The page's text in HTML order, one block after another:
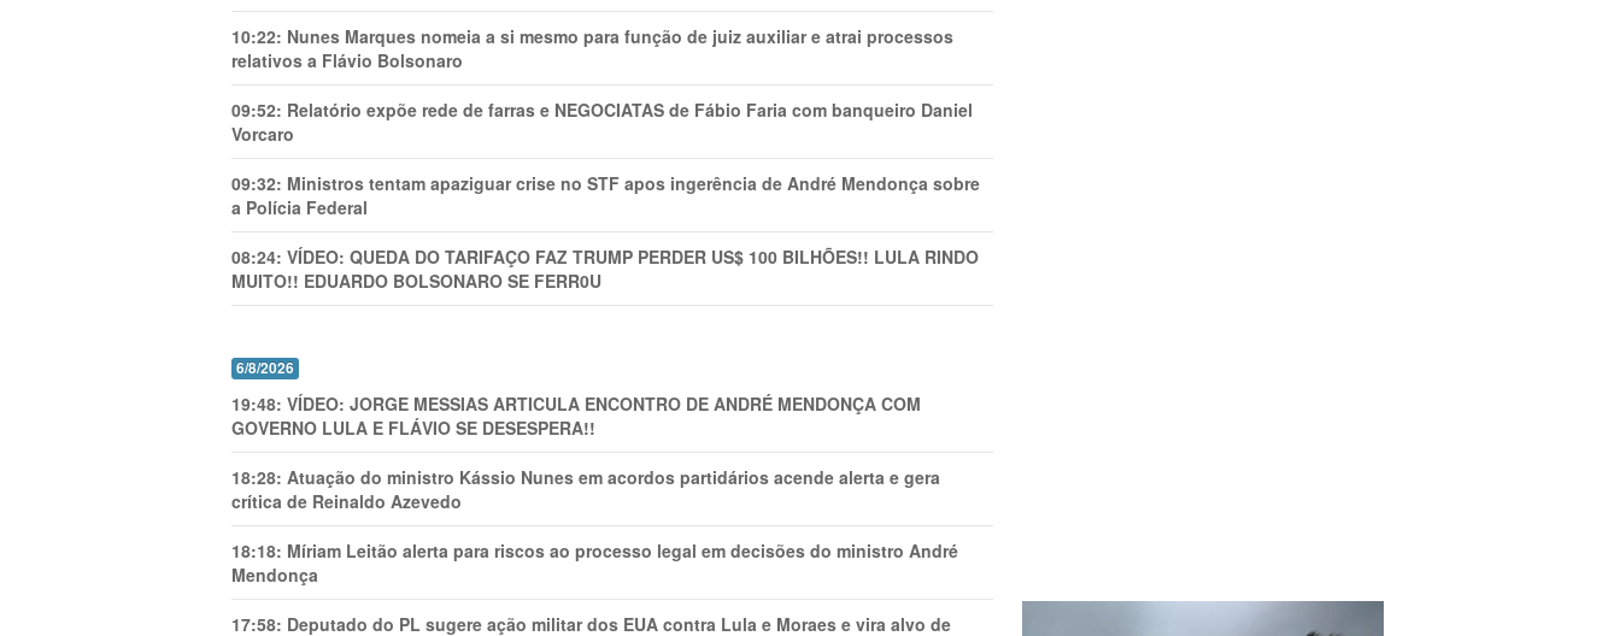
10:22: Nunes Marques nomeia a si mesmo para função de juiz auxiliar e atrai processos
relativos a Flávio Bolsonaro
09:52: Relatório expõe rede de farras e NEGOCIATAS de Fábio Faria com banqueiro Daniel
Vorcaro
09:32: Ministros tentam apaziguar crise no STF apos ingerência de André Mendonça sobre
a Polícia Federal
08:24: VÍDEO: QUEDA DO TARIFAÇO FAZ TRUMP PERDER US$ 100 BILHÕES!! LULA RINDO
MUITO!! EDUARDO BOLSONARO SE FERR0U
6/8/2026
19:48: VÍDEO: JORGE MESSIAS ARTICULA ENCONTRO DE ANDRÉ MENDONÇA COM
GOVERNO LULA E FLÁVIO SE DESESPERA!!
18:28: Atuação do ministro Kássio Nunes em acordos partidários acende alerta e gera
crítica de Reinaldo Azevedo
18:18: Míriam Leitão alerta para riscos ao processo legal em decisões do ministro André
Mendonça
17:58: Deputado do PL sugere ação militar dos EUA contra Lula e Moraes e vira alvo de